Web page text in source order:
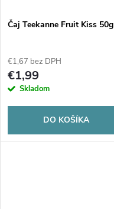
o
v
Čaj Teekanne Fruit Kiss 50g
€1,67 bez DPH
€1,99
Skladom
DO KOŠÍKA